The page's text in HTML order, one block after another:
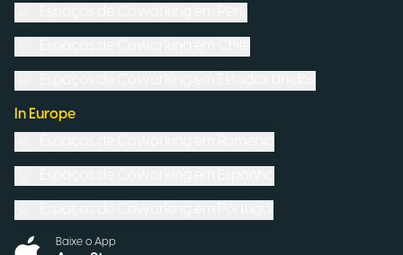
In Europe
Baixe o App